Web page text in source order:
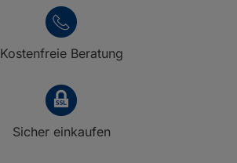
Kostenfreie Beratung
Sicher einkaufen